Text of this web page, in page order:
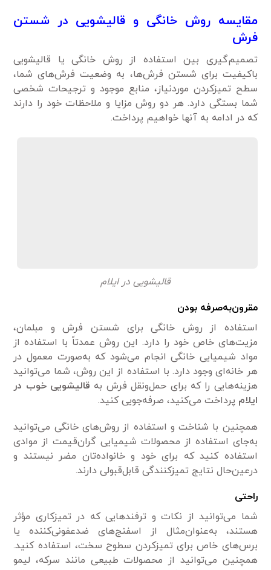
مقایسه روش خانگی و قالیشویی در شستن
فرش
تصمیم‌گیری بین استفاده از روش خانگی یا قالیشویی
باکیفیت برای شستن فرش‌ها، به وضعیت فرش‌های شما،
سطح تمیزکردن موردنیاز، منابع موجود و ترجیحات شخصی
شما بستگی دارد. هر دو روش مزایا و ملاحظات خود را دارند
که در ادامه به آنها خواهیم پرداخت.
قالیشویی در ایلام
مقرون‌به‌صرفه بودن
استفاده از روش خانگی برای شستن فرش و مبلمان،
مزیت‌های خاص خود را دارد. این روش عمدتاً با استفاده از
مواد شیمیایی خانگی انجام می‌شود که به‌صورت معمول در
هر خانه‌ای وجود دارد. با استفاده از این روش، شما می‌توانید
هزینه‌هایی را که برای حمل‌ونقل فرش به قالیشویی خوب در
ایلام پرداخت می‌کنید، صرفه‌جویی کنید.
همچنین با شناخت و استفاده از روش‌های خانگی می‌توانید
به‌جای استفاده از محصولات شیمیایی گران‌قیمت از موادی
استفاده کنید که برای خود و خانواده‌تان مضر نیستند و
درعین‌حال نتایج تمیزکنندگی قابل‌قبولی دارند.
راحتی
شما می‌توانید از نکات و ترفندهایی که در تمیزکاری مؤثر
هستند، به‌عنوان‌مثال از اسفنج‌های ضدعفونی‌کننده یا
برس‌های خاص برای تمیزکردن سطوح سخت، استفاده کنید.
همچنین می‌توانید از محصولات طبیعی مانند سرکه، لیمو